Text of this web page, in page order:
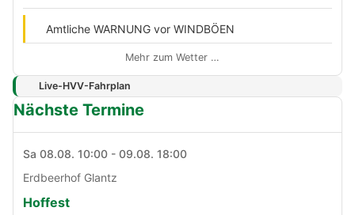
Amtliche WARNUNG vor WINDBÖEN
Mehr zum Wetter …
Live-HVV-Fahrplan
Nächste Termine
Sa 08.08. 10:00 - 09.08. 18:00
Erdbeerhof Glantz
Hoffest